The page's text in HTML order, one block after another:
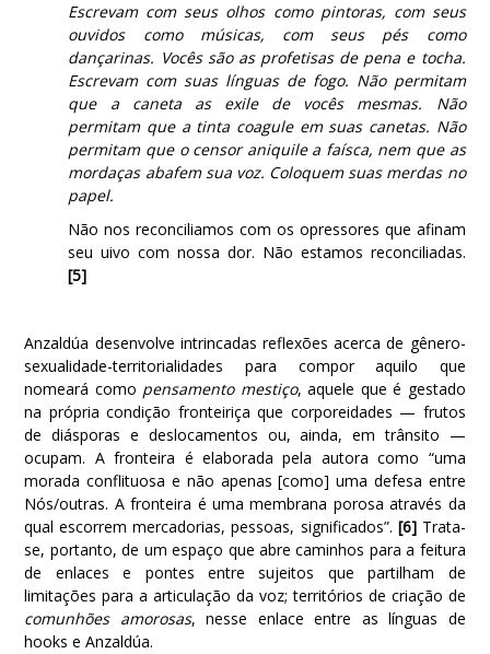
Escrevam com seus olhos como pintoras, com seus
ouvidos como músicas, com seus pés como
dançarinas. Vocês são as profetisas de pena e tocha.
Escrevam com suas línguas de fogo. Não permitam
que a caneta as exile de vocês mesmas. Não
permitam que a tinta coagule em suas canetas. Não
permitam que o censor aniquile a faísca, nem que as
mordaças abafem sua voz. Coloquem suas merdas no
papel.
Não nos reconciliamos com os opressores que afinam
seu uivo com nossa dor. Não estamos reconciliadas.
[5]
Anzaldúa desenvolve intrincadas reflexões acerca de gênero-
sexualidade-territorialidades para compor aquilo que
nomeará como pensamento mestiço, aquele que é gestado
na própria condição fronteiriça que corporeidades — frutos
de diásporas e deslocamentos ou, ainda, em trânsito —
ocupam. A fronteira é elaborada pela autora como “uma
morada conflituosa e não apenas [como] uma defesa entre
Nós/outras. A fronteira é uma membrana porosa através da
qual escorrem mercadorias, pessoas, significados”. [6]Trata-
se, portanto, de um espaço que abre caminhos para a feitura
de enlaces e pontes entre sujeitos que partilham de
limitações para a articulação da voz; territórios de criação de
comunhões amorosas, nesse enlace entre as línguas de
hooks e Anzaldúa.